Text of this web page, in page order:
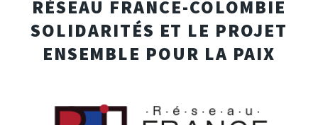
RÉSEAU FRANCE-COLOMBIE
SOLIDARITÉS ET LE PROJET
ENSEMBLE POUR LA PAIX